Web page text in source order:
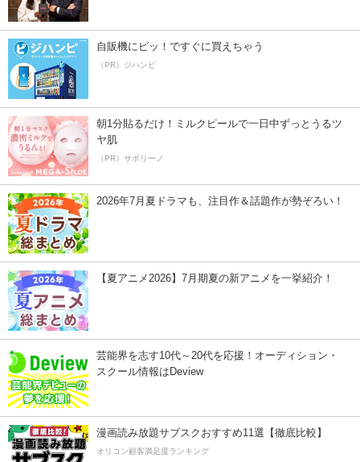
自販機にピッ！ですぐに買えちゃう
（PR）ジハンピ
朝1分貼るだけ！ミルクピールで一日中ずっとうるツ
ヤ肌
（PR）サボリーノ
2026年7月夏ドラマも、注目作＆話題作が勢ぞろい！
【夏アニメ2026】7月期夏の新アニメを一挙紹介！
芸能界を志す10代～20代を応援！オーディション・
スクール情報はDeview
漫画読み放題サブスクおすすめ11選【徹底比較】
オリコン顧客満足度ランキング